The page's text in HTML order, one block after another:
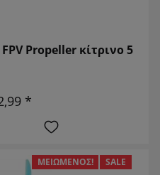
Propeller κίτρινο 5
*
ΜΕΙΩΜΈΝΟΣ! SALE